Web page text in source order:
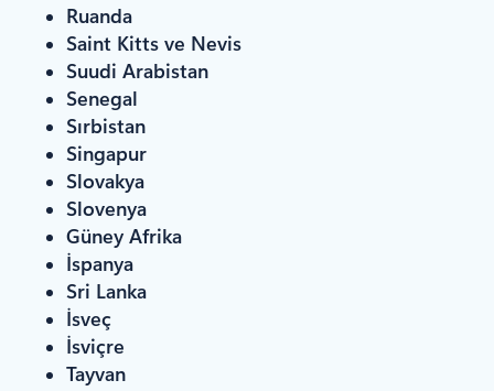
Ruanda
Saint Kitts ve Nevis
Suudi Arabistan
Senegal
Sırbistan
Singapur
Slovakya
Slovenya
Güney Afrika
İspanya
Sri Lanka
İsveç
İsviçre
Tayvan